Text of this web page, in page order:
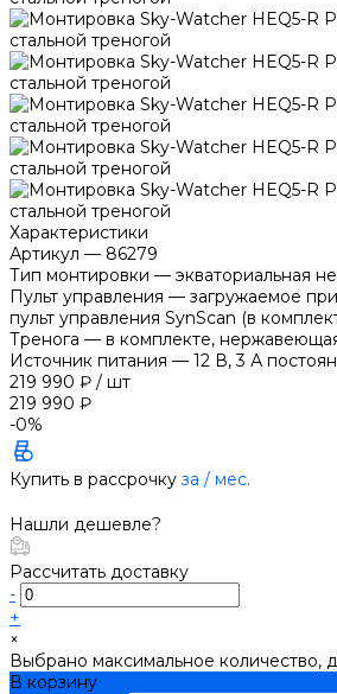
Характеристики
Артикул — 86279
Тип монтировки — экваториальная
Пульт управления — загружаемое
пульт управления SynScan (в
Тренога — в комплекте,
Источник питания — 12 В, 3 А
219 990 ₽ / шт
219 990 ₽
-0%
Купить в рассрочку за / мес.
Нашли дешевле?
Рассчитать доставку
-
+
×
Выбрано максимальное количество,
В корзину